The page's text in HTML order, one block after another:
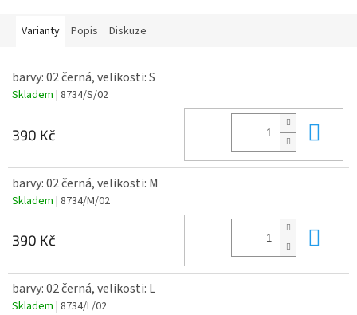
Varianty Popis Diskuze
barvy: 02 černá, velikosti: S
Skladem | 8734/S/02
390 Kč
barvy: 02 černá, velikosti: M
Skladem | 8734/M/02
390 Kč
barvy: 02 černá, velikosti: L
Skladem | 8734/L/02